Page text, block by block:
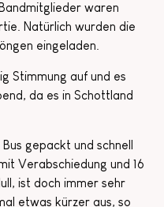
waren
Natürlich wurden die
eingeladen.
Stimmung auf und es
da es in Schottland
gepackt und schnell
Verabschiedung und 16
ist doch immer sehr
etwas kürzer aus, so